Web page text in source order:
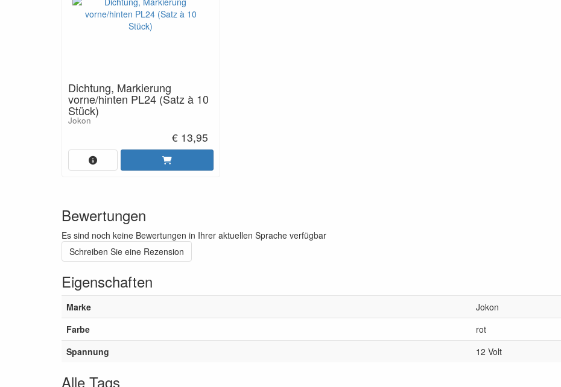
Dichtung, Markierung
vorne/hinten PL24 (Satz à 10
Stück)
Jokon
€ 13,95
Bewertungen
Es sind noch keine Bewertungen in Ihrer aktuellen Sprache verfügbar
Schreiben Sie eine Rezension
Eigenschaften
Marke
Jokon
Farbe
rot
Spannung
12 Volt
Alle Tags